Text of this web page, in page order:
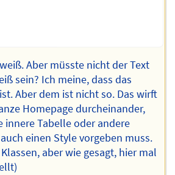
Aber müsste nicht der Text
sein? Ich meine, dass das
Aber dem ist nicht so. Das wirft
Homepage durcheinander,
innere Tabelle oder andere
einen Style vorgeben muss.
aber wie gesagt, hier mal